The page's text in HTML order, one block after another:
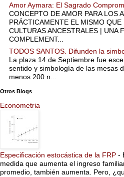
Amor Aymara: El Sagrado
CONCEPTO DE AMOR PARA LOS
PRÁCTICAMENTE EL MISMO QUE
CULTURAS ANCESTRALES | UNA
COMPLEMENT...
TODOS SANTOS. Difunden la
La plaza 14 de Septiembre fue
sentido y simbología de las mesas
menos 200 n...
Otros Blogs
Econometria
Especificación estocástica de la FRP -
medida que aumenta el ingreso
promedio, también aumenta. Pero,